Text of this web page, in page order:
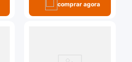
comprar agora